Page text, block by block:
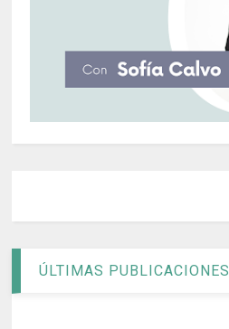
ÚLTIMAS PUBLICACIONES